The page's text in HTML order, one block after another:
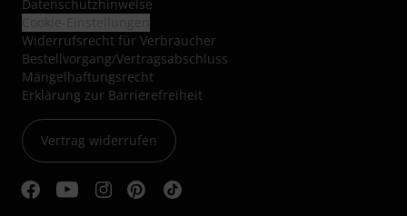
Datenschutzhinweise
Widerrufsrecht für Verbraucher
Bestellvorgang/Vertragsabschluss
Mängelhaftungsrecht
Erklärung zur Barrierefreiheit
Vertrag widerrufen